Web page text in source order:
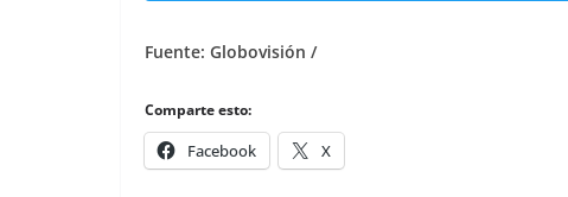
Fuente: Globovisión /
Comparte esto:
Facebook X